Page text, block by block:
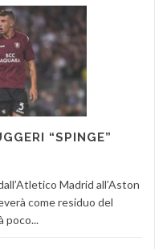
“SPINGE”
Madrid all’Aston
come residuo del
poco...